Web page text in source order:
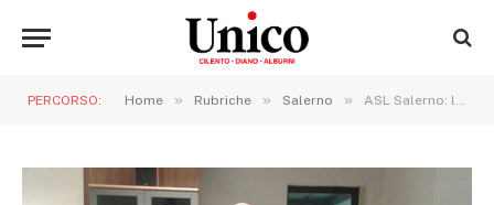
PERCORSO: Home » Rubriche » Salerno » ASL Salerno: la stima al dott. Carmine Mangino Responsabile per le strutture U.O.C. CUP, ALPI e Liste di Attesa